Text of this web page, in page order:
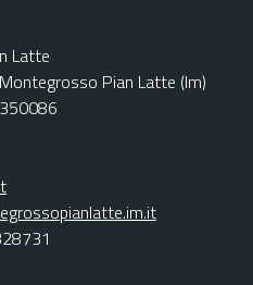
Latte
Pian Latte (Im)